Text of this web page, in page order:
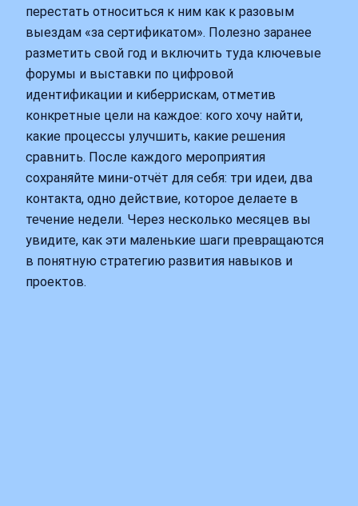
перестать относиться к ним как к разовым
выездам «за сертификатом». Полезно заранее
разметить свой год и включить туда ключевые
форумы и выставки по цифровой
идентификации и киберрискам, отметив
конкретные цели на каждое: кого хочу найти,
какие процессы улучшить, какие решения
сравнить. После каждого мероприятия
сохраняйте мини‑отчёт для себя: три идеи, два
контакта, одно действие, которое делаете в
течение недели. Через несколько месяцев вы
увидите, как эти маленькие шаги превращаются
в понятную стратегию развития навыков и
проектов.